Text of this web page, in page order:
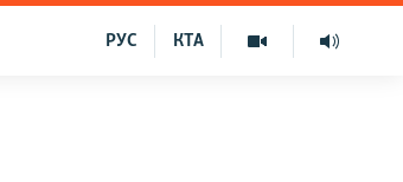
КТА
РУС